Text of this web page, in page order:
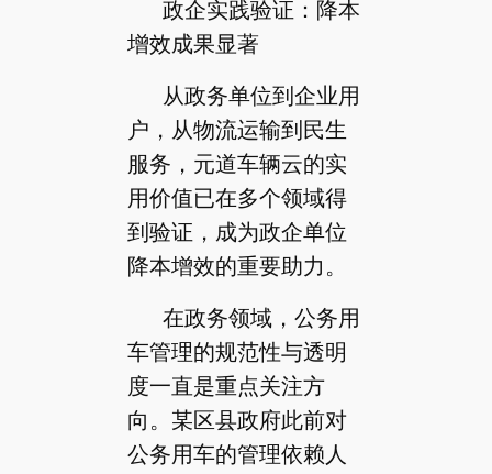
政企实践验证：降本
增效成果显著
从政务单位到企业用
户，从物流运输到民生
服务，元道车辆云的实
用价值已在多个领域得
到验证，成为政企单位
降本增效的重要助力。
在政务领域，公务用
车管理的规范性与透明
度一直是重点关注方
向。某区县政府此前对
公务用车的管理依赖人